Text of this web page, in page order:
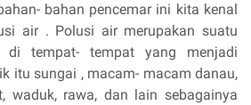
bahan pencemar ini kita kenal
air . Polusi air merupakan suatu
di tempat- tempat yang menjadi
itu sungai , macam- macam danau,
waduk, rawa, dan lain sebagainya